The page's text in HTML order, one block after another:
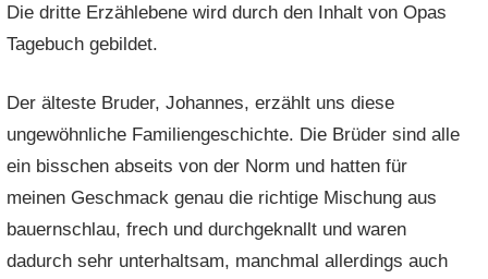
Die dritte Erzählebene wird durch den Inhalt von Opas
Tagebuch gebildet.
Der älteste Bruder, Johannes, erzählt uns diese
ungewöhnliche Familiengeschichte. Die Brüder sind alle
ein bisschen abseits von der Norm und hatten für
meinen Geschmack genau die richtige Mischung aus
bauernschlau, frech und durchgeknallt und waren
dadurch sehr unterhaltsam, manchmal allerdings auch